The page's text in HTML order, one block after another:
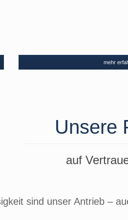
mehr
Unsere
auf
sind unser Antrieb –